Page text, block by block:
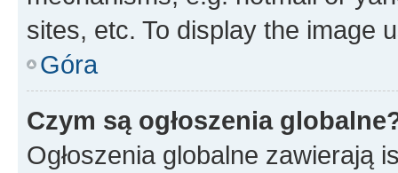
sites, etc. To display the image
Góra
Czym są ogłoszenia
Ogłoszenia globalne zawierają